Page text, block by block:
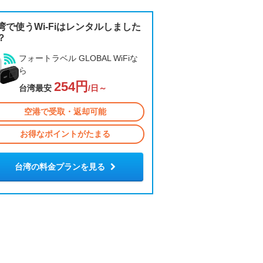
で使うWi-Fiはレンタルしました
フォートラベル GLOBAL WiFiな
ら
台湾最安 254円 /日～
空港で受取・返却可能
お得なポイントがたまる
台湾の料金プランを見る